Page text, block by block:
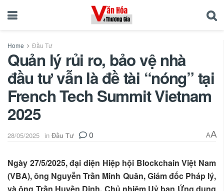
Home Đầu Tư
Quản lý rủi ro, bảo vệ nhà
đầu tư vẫn là đề tài “nóng” tại
French Tech Summit Vietnam
2025
28/05/2025 in Đầu Tư 0 AA
Ngày 27/5/2025, đại diện Hiệp hội Blockchain Việt Nam
(VBA), ông Nguyễn Trần Minh Quân, Giám đốc Pháp lý,
và ông Trần Huyền Dinh, Chủ nhiệm Uỷ ban Ứng dụng